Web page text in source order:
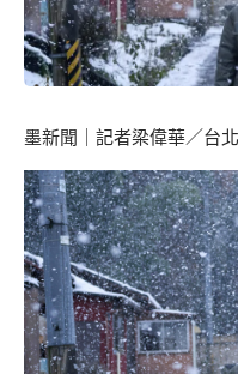
墨新聞 ｜記者梁偉華／台